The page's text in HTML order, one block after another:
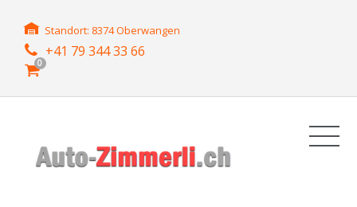
Standort: 8374 Oberwangen
+41 79 344 33 66
0